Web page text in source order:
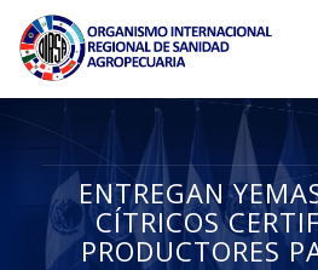
ENTREGAN
CÍTRICOS
PRODUCTORES